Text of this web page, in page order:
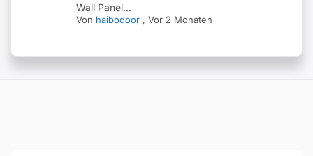
Wall Panel...
Von haibodoor ,Vor 2 Monaten